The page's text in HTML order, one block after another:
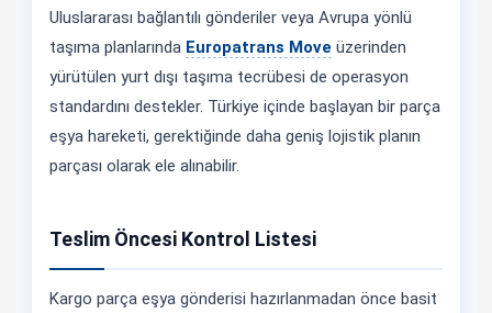
Uluslararası bağlantılı gönderiler veya Avrupa yönlü
taşıma planlarında Europatrans Move üzerinden
yürütülen yurt dışı taşıma tecrübesi de operasyon
standardını destekler. Türkiye içinde başlayan bir parça
eşya hareketi, gerektiğinde daha geniş lojistik planın
parçası olarak ele alınabilir.
Teslim Öncesi Kontrol Listesi
Kargo parça eşya gönderisi hazırlanmadan önce basit